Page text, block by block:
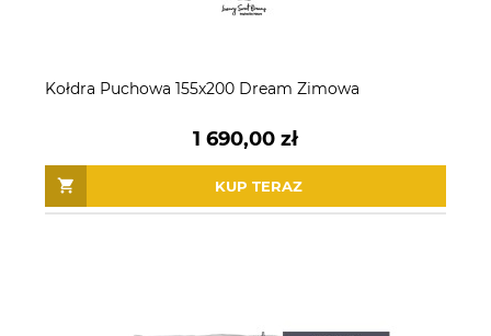
Kołdra Puchowa 155x200 Dream Zimowa
1 690,00 zł
KUP TERAZ